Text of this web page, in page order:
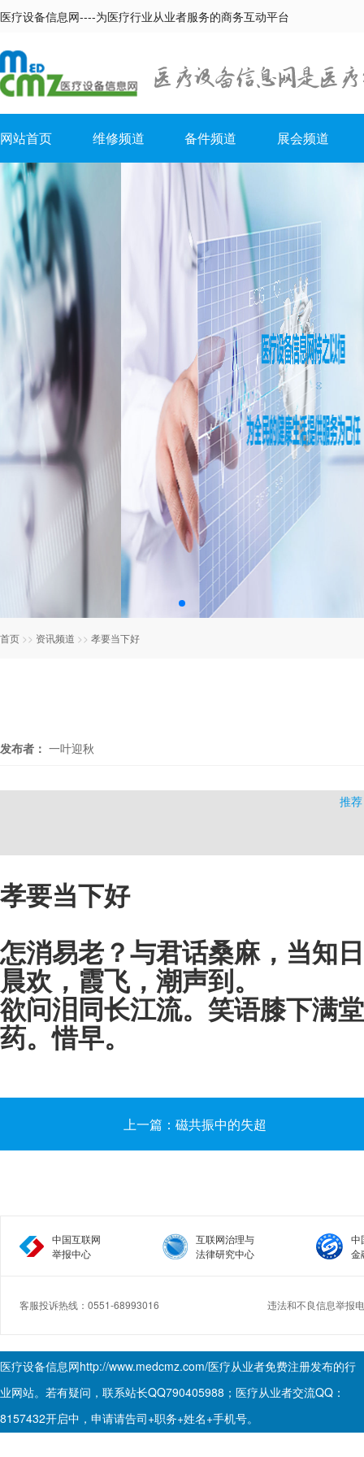
医疗设备信息网----为医疗行业从业者服务的商务互动平台
网站首页 维修频道 备件频道 展会频道
首页 >> 资讯频道 >> 孝要当下好
发布者： 一叶迎秋
推荐
孝要当下好
怎消易老？与君话桑麻，当知
晨欢，霞飞，潮声到。
欲问泪同长江流。笑语膝下满
药。惜早。
上一篇：磁共振中的失超
中国互联网
举报中心
互联网治理与
法律研究中心
中
金
客服投诉热线：0551-68993016 违法和不良信息举报
医疗设备信息网http://www.medcmz.com/医疗从业者免费注册发布的行
业网站。若有疑问，联系站长QQ790405988；医疗从业者交流QQ：
8157432开启中，申请请告司+职务+姓名+手机号。